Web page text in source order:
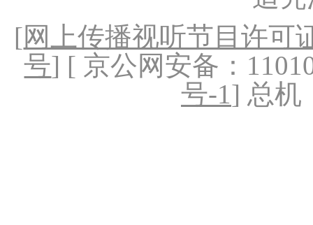
[网上传播视听节目许可
号] [ 京公网安备：
号-1] 总机